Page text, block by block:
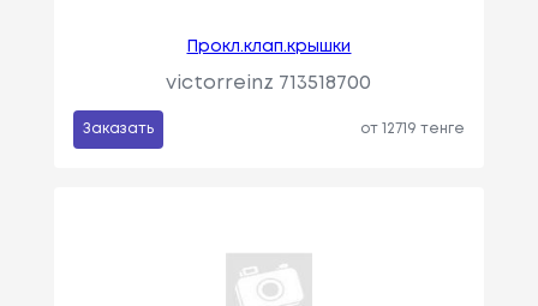
Прокл.клап.крышки
victorreinz 713518700
Заказать от 12719 тенге